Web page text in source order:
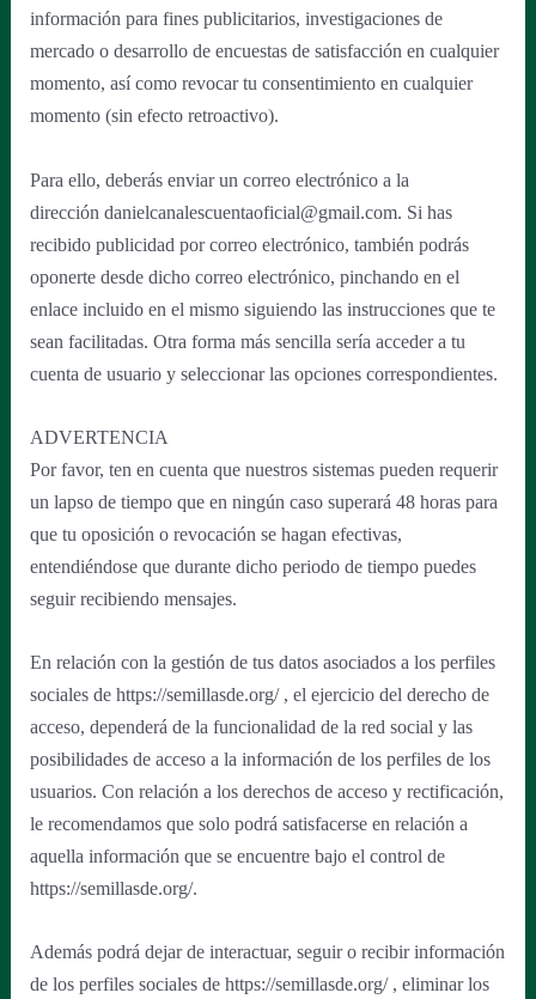
información para fines publicitarios, investigaciones de
mercado o desarrollo de encuestas de satisfacción en cualquier
momento, así como revocar tu consentimiento en cualquier
momento (sin efecto retroactivo).
Para ello, deberás enviar un correo electrónico a la
dirección danielcanalescuentaoficial@gmail.com. Si has
recibido publicidad por correo electrónico, también podrás
oponerte desde dicho correo electrónico, pinchando en el
enlace incluido en el mismo siguiendo las instrucciones que te
sean facilitadas. Otra forma más sencilla sería acceder a tu
cuenta de usuario y seleccionar las opciones correspondientes.
ADVERTENCIA
Por favor, ten en cuenta que nuestros sistemas pueden requerir
un lapso de tiempo que en ningún caso superará 48 horas para
que tu oposición o revocación se hagan efectivas,
entendiéndose que durante dicho periodo de tiempo puedes
seguir recibiendo mensajes.
En relación con la gestión de tus datos asociados a los perfiles
sociales de https://semillasde.org/ , el ejercicio del derecho de
acceso, dependerá de la funcionalidad de la red social y las
posibilidades de acceso a la información de los perfiles de los
usuarios. Con relación a los derechos de acceso y rectificación,
le recomendamos que solo podrá satisfacerse en relación a
aquella información que se encuentre bajo el control de
https://semillasde.org/.
Además podrá dejar de interactuar, seguir o recibir información
de los perfiles sociales de https://semillasde.org/ , eliminar los